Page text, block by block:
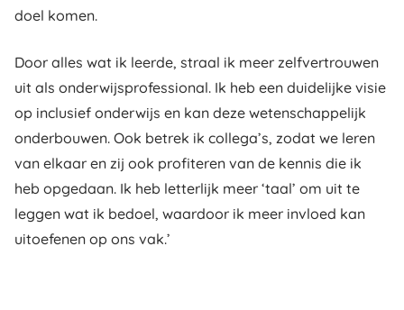
doel komen.
Door alles wat ik leerde, straal ik meer zelfvertrouwen
uit als onderwijsprofessional. Ik heb een duidelijke visie
op inclusief onderwijs en kan deze wetenschappelijk
onderbouwen. Ook betrek ik collega’s, zodat we leren
van elkaar en zij ook profiteren van de kennis die ik
heb opgedaan. Ik heb letterlijk meer ‘taal’ om uit te
leggen wat ik bedoel, waardoor ik meer invloed kan
uitoefenen op ons vak.’